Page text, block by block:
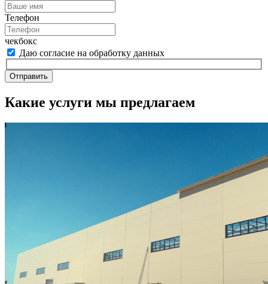
Телефон
чекбокс
Даю согласие на обработку данных
Отправить
Какие услуги мы предлагаем